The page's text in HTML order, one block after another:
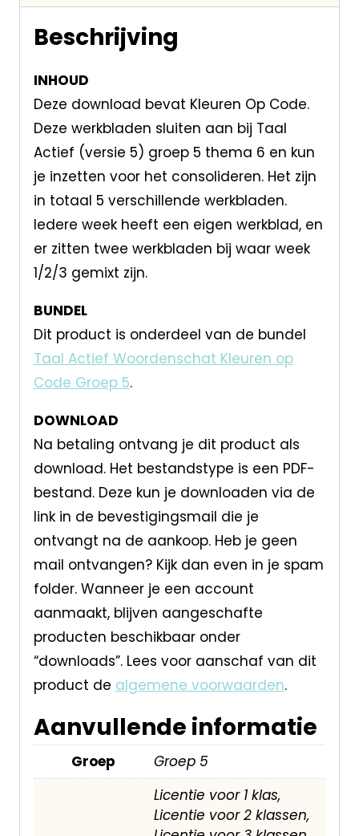
Beschrijving
INHOUD
Deze download bevat Kleuren Op Code.
Deze werkbladen sluiten aan bij Taal
Actief (versie 5) groep 5 thema 6 en kun
je inzetten voor het consolideren. Het zijn
in totaal 5 verschillende werkbladen.
Iedere week heeft een eigen werkblad, en
er zitten twee werkbladen bij waar week
1/2/3 gemixt zijn.
BUNDEL
Dit product is onderdeel van de bundel
Taal Actief Woordenschat Kleuren op
Code Groep 5.
DOWNLOAD
Na betaling ontvang je dit product als
download. Het bestandstype is een PDF-
bestand. Deze kun je downloaden via de
link in de bevestigingsmail die je
ontvangt na de aankoop. Heb je geen
mail ontvangen? Kijk dan even in je spam
folder. Wanneer je een account
aanmaakt, blijven aangeschafte
producten beschikbaar onder
“downloads”. Lees voor aanschaf van dit
product de algemene voorwaarden.
Aanvullende informatie
Groep Groep 5
Licentie voor 1 klas,
Licentie voor 2 klassen,